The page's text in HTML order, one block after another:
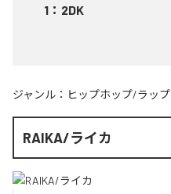
1 ： 2DK
ジャンル： ヒップホップ/ラップ
RAIKA/ライカ